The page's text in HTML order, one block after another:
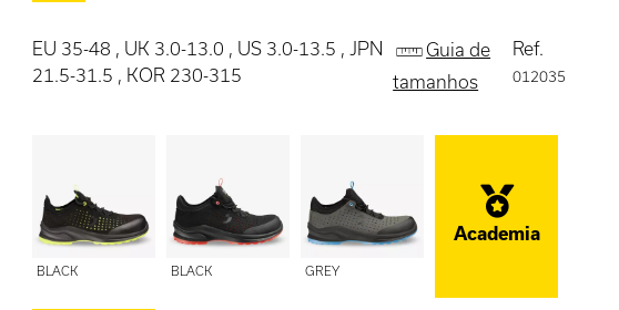
EU 35-48 , UK 3.0-13.0 , US 3.0-13.5 , JPN
21.5-31.5 , KOR 230-315
Guia de
tamanhos
Ref.
012035
BLACK BLACK GREY
Academia